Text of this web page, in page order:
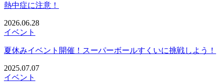
熱中症に注意！
2026.06.28
イベント
夏休みイベント開催！スーパーボールすくいに挑戦しよう！
2025.07.07
イベント